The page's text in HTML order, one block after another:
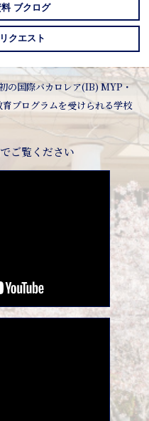
ブクログ
クエスト
の国際バカロレア(IB) MYP・
プログラムを受けられる学校
ご覧ください